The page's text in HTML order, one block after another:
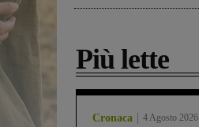
Più lette
Cronaca 4 Agosto 2026